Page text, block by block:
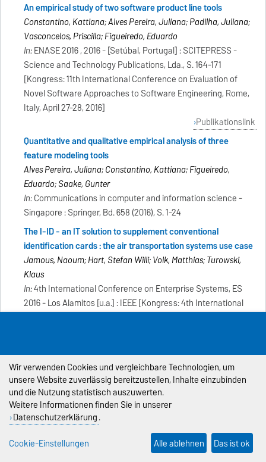
An empirical study of two software product line tools
Constantino, Kattiana; Alves Pereira, Juliana; Padilha, Juliana;
Vasconcelos, Priscilla; Figueiredo, Eduardo
In:ENASE 2016 , 2016 - [Setúbal, Portugal] : SCITEPRESS -
Science and Technology Publications, Lda., S. 164-171
[Kongress: 11th International Conference on Evaluation of
Novel Software Approaches to Software Engineering, Rome,
Italy, April 27-28, 2016]
Publikationslink
Quantitative and qualitative empirical analysis of three
feature modeling tools
Alves Pereira, Juliana; Constantino, Kattiana; Figueiredo,
Eduardo; Saake, Gunter
In:Communications in computer and information science -
Singapore : Springer, Bd. 658 (2016), S. 1-24
The I-ID - an IT solution to supplement conventional
identification cards : the air transportation systems use case
Jamous, Naoum; Hart, Stefan Willi; Volk, Matthias; Turowski,
Klaus
In:4th International Conference on Enterprise Systems, ES
2016 - Los Alamitos [u.a.] : IEEE [Kongress: 4th International
language queries - a formative user study in the automotive
domain
Fischer, Philipp; Styp von Rekowski, Cornelius; Nürnberger,
Andreas
In:INTERSPEECH 2016 - International Speech and
Communication Association ; Morgan, Nelson, S. 3066-3070
[Kongress: Interspeech 2016, San Francisco, 8-12 Sep., 2016]
Wir verwenden Cookies und vergleichbare Technologien, um
unsere Website zuverlässig bereitzustellen, Inhalte einzubinden
und die Nutzung statistisch auszuwerten.
Weitere Informationen finden Sie in unserer
Datenschutzerklärung.
Cookie-Einstellungen
Alle ablehnen Das ist ok